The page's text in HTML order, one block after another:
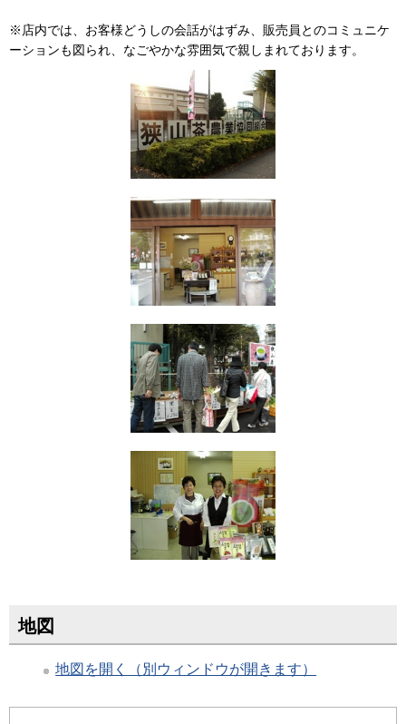
※店内では、お客様どうしの会話がはずみ、販売員とのコミュニケ
ーションも図られ、なごやかな雰囲気で親しまれております。
地図
地図を開く（別ウィンドウが開きます）